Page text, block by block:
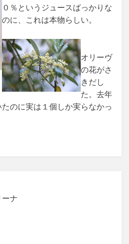
０％というジュースばっかりな
のに、これは本物らしい。
オリーヴ
の花がさ
きだし
た。去年
のに実は１個しか実らなかっ
ーナ